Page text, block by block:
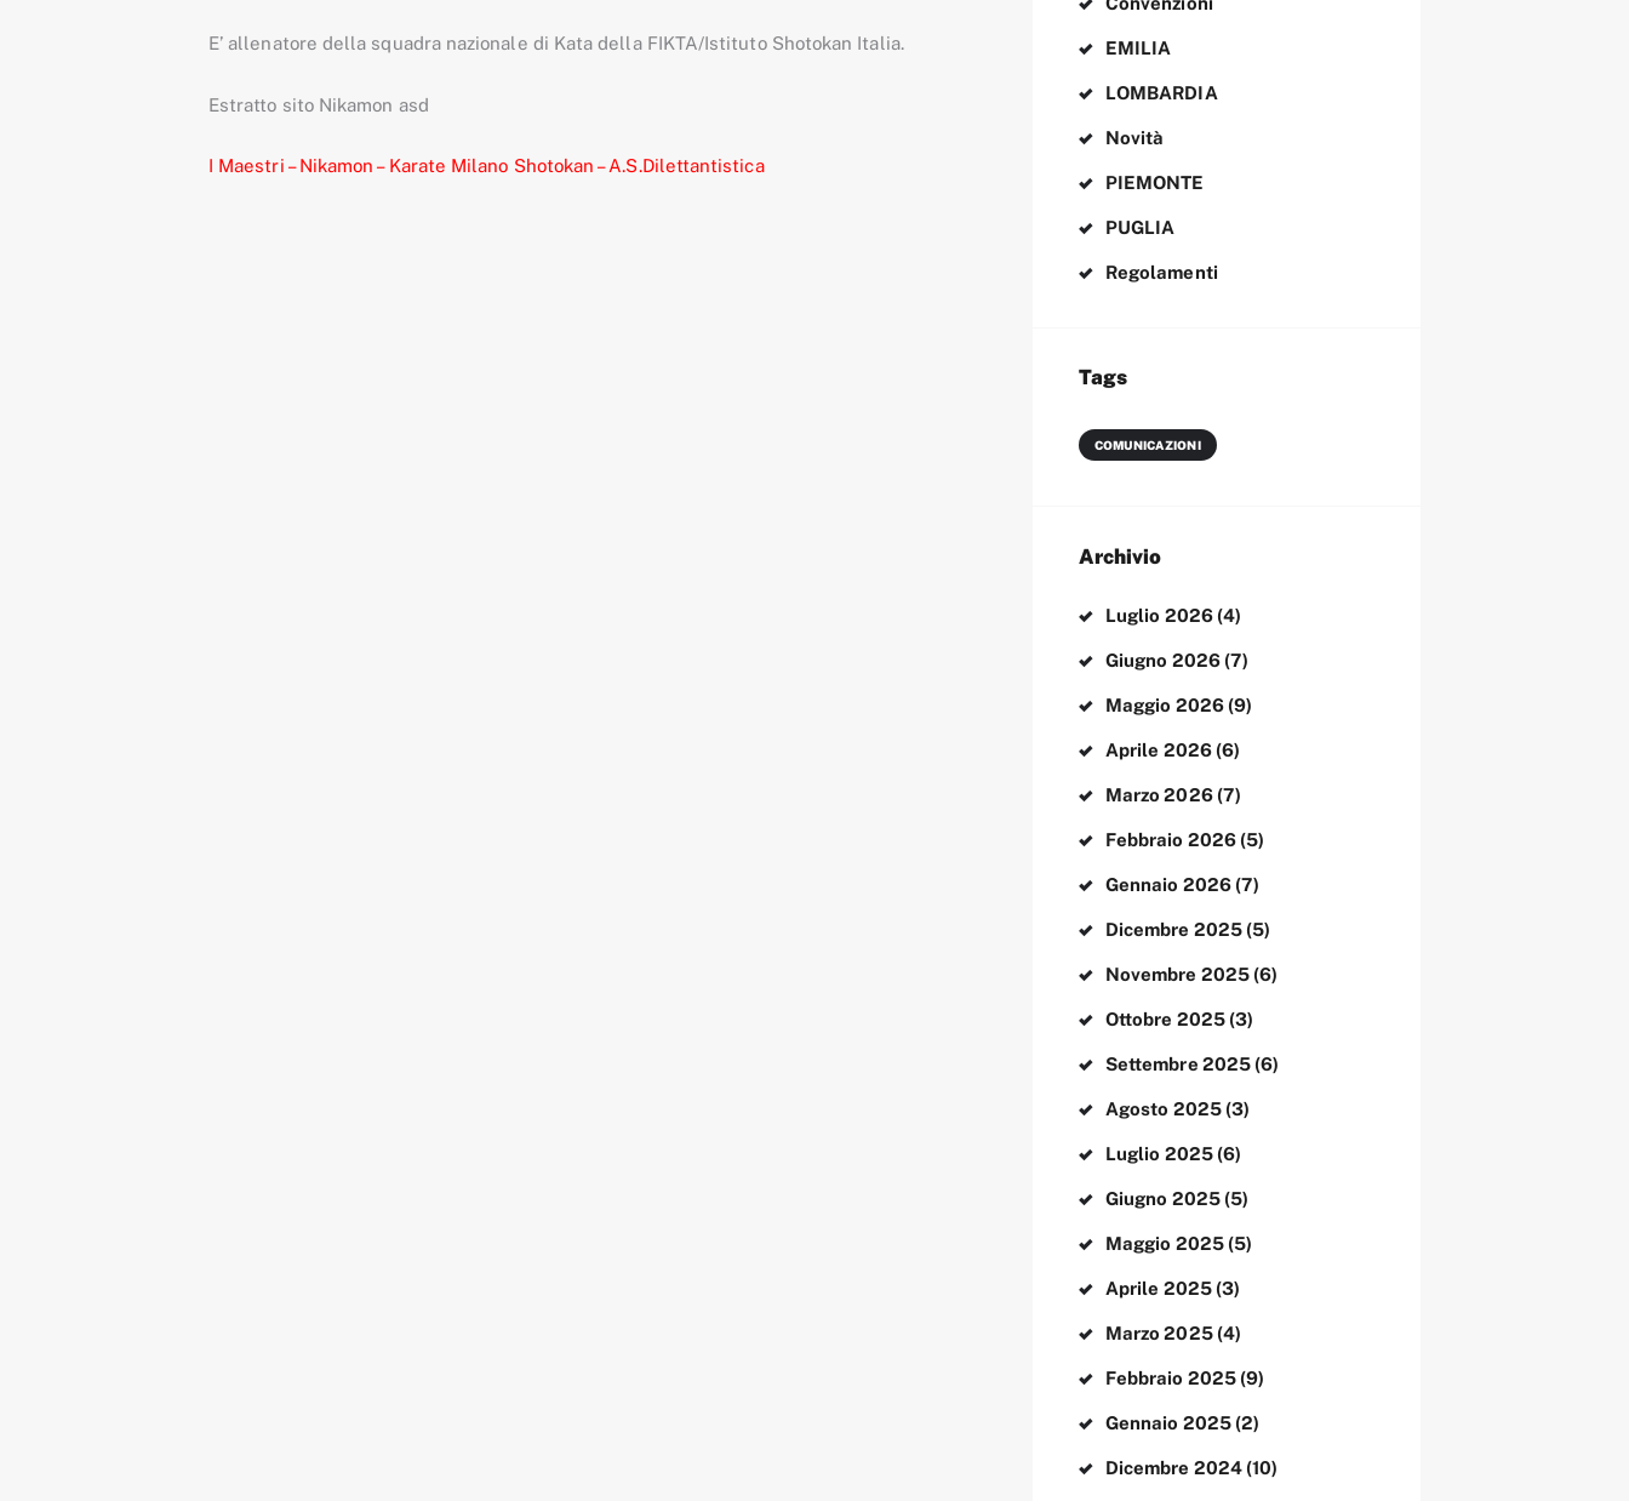
E’ allenatore della squadra nazionale di Kata della FIKTA/Istituto Shotokan Italia.
Estratto sito Nikamon asd
I Maestri – Nikamon – Karate Milano Shotokan – A.S.Dilettantistica
EMILIA
LOMBARDIA
Novità
PIEMONTE
PUGLIA
Regolamenti
Tags
COMUNICAZIONI
Archivio
Luglio 2026(4)
Giugno 2026(7)
Maggio 2026(9)
Aprile 2026(6)
Marzo2026(7)
Febbraio 2026(5)
Gennaio 2026(7)
Dicembre 2025(5)
Novembre 2025(6)
Ottobre 2025(3)
Settembre 2025(6)
Agosto 2025(3)
Luglio 2025(6)
Giugno 2025(5)
Maggio 2025(5)
Aprile 2025(3)
Marzo2025(4)
Febbraio 2025(9)
Gennaio 2025(2)
Dicembre 2024(10)